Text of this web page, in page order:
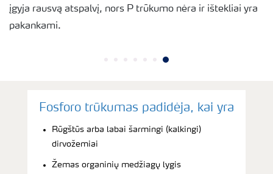
įgyja rausvą atspalvį, nors P trūkumo nėra ir ištekliai yra
pakankami.
Fosforo trūkumas padidėja, kai yra
Rūgštūs arba labai šarmingi (kalkingi)
dirvožemiai
Žemas organinių medžiagų lygis